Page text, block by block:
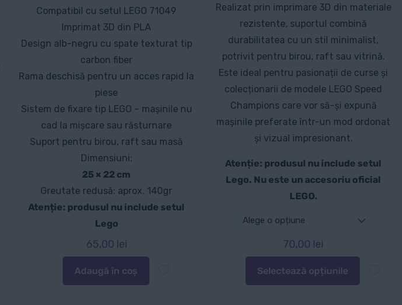
Compatibil cu setul LEGO 71049
Imprimat 3D din PLA
Design alb-negru cu spate texturat tip
carbon fiber
Rama deschisă pentru un acces rapid la
piese
Sistem de fixare tip LEGO – mașinile nu
cad la mișcare sau răsturnare
Suport pentru birou, raft sau masă
Dimensiuni:
25 × 22 cm
Greutate redusă: aprox. 140gr
Atenție: produsul nu include setul
Lego
65,00 lei
Adaugă în coș
Realizat prin imprimare 3D din materiale
rezistente, suportul combină
durabilitatea cu un stil minimalist,
potrivit pentru birou, raft sau vitrină.
Este ideal pentru pasionații de curse și
colecționarii de modele LEGO Speed
Champions care vor să-și expună
mașinile preferate într-un mod ordonat
și vizual impresionant.
Atenție: produsul nu include setul
Lego. Nu este un accesoriu oficial
LEGO.
70,00 lei
Selectează opțiunile